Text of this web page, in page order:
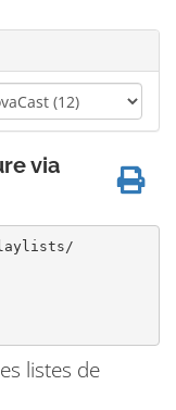
via
listes de